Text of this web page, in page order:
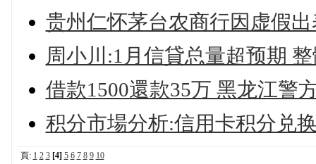
贵州仁怀茅台农商行因虚假
周小川:1月信貸总量超预期
借款1500還款35万 黑龙江警
积分市場分析:信用卡积分兑
頁: 1 2 3 [4] 5 6 7 8 9 10